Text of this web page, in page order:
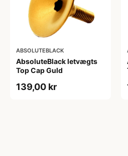
ABSOLUTEBLACK
AbsoluteBlack letvægts
Top Cap Guld
139,00 kr